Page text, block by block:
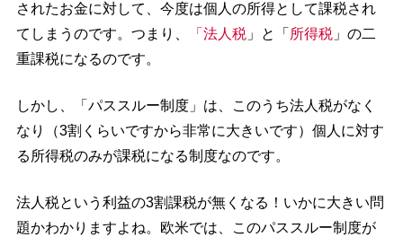
されたお金に対して、今度は個人の所得として課税され
てしまうのです。つまり、
「法人税」と「 所得税」の二
重課税になるのです。
しかし、「パススルー制度」は、このうち法人税がなく
なり（3割くらいですから非常に大きいです）個人に対す
る所得税のみが課税になる制度なのです。
法人税という利益の3割課税が無くなる！いかに大きい問
題かわかりますよね。欧米では、このパススルー制度が